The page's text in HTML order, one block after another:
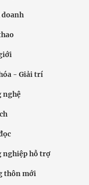
- Giải trí
nghệ
nghiệp hỗ trợ
thôn mới